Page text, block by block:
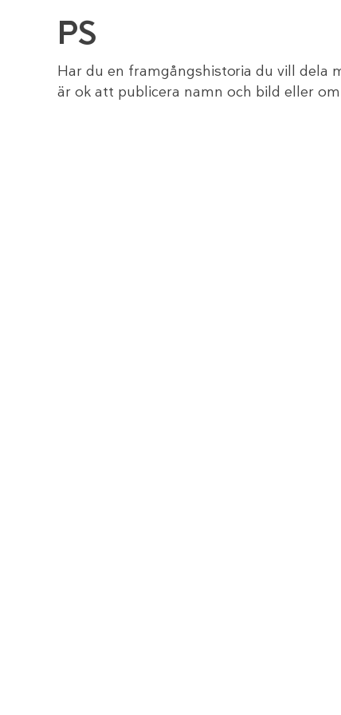
PS
Har du en framgångshistoria du vill dela
är ok att publicera namn och bild eller